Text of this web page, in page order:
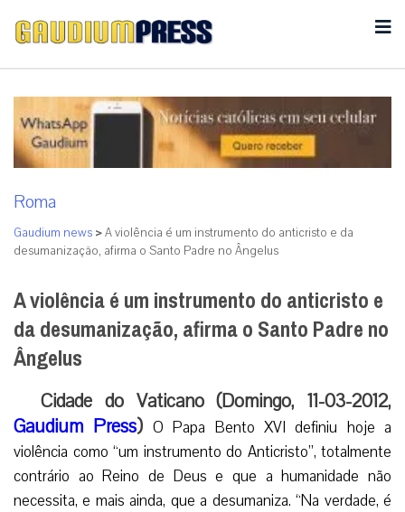
Roma
Gaudium news >A violência é um instrumento do anticristo e da
desumanização, afirma o Santo Padre no Ângelus
A violência é um instrumento do anticristo e
da desumanização, afirma o Santo Padre no
Ângelus
Cidade do Vaticano (Domingo, 11-03-2012,
Gaudium Press) O Papa Bento XVI definiu hoje a
violência como “um instrumento do Anticristo”, totalmente
contrário ao Reino de Deus e que a humanidade não
necessita, e mais ainda, que a desumaniza. “Na verdade, é